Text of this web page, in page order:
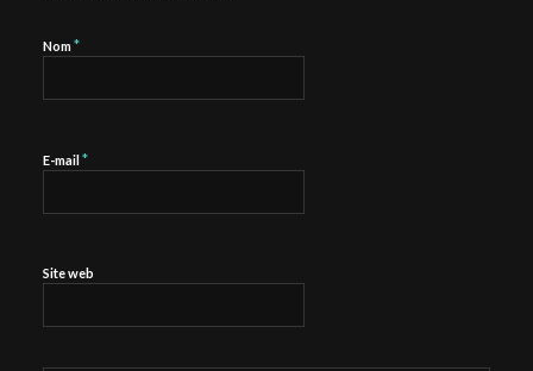
Nom*
E-mail *
Site web